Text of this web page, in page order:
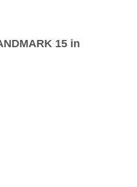
15 in